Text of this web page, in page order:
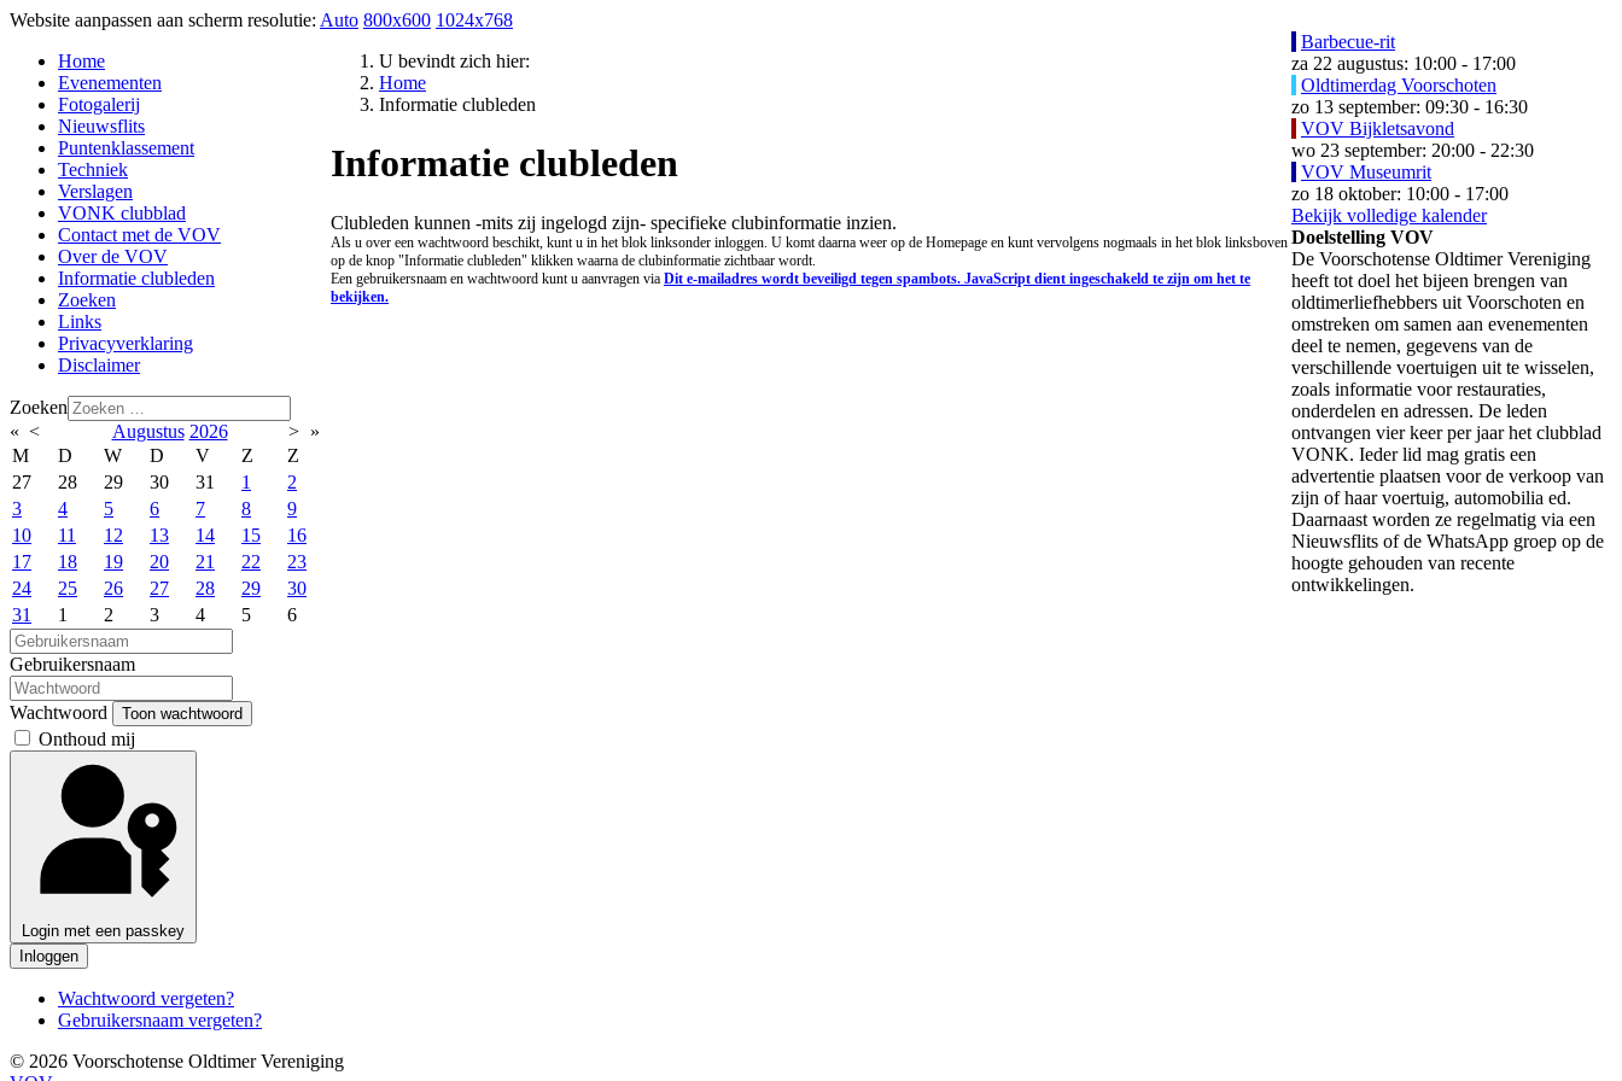
Website aanpassen aan scherm resolutie: Auto 800x600 1024x768
Home
Evenementen
Fotogalerij
Nieuwsflits
Puntenklassement
Techniek
Verslagen
VONK clubblad
Contact met de VOV
Over de VOV
Informatie clubleden
Zoeken
Links
Privacyverklaring
Disclaimer
Zoeken
« < Augustus 2026 > »
M
D W D V Z
Z
27
28 29 30 31 1
2
3
4 5 6 7 8
9
10
11 12 13 14 15
16
17
18 19 20 21 22
23
24
25 26 27 28 29
30
31
1 2 3 4 5 6
Gebruikersnaam
Wachtwoord Toon wachtwoord
Onthoud mij
Login met een passkey
Inloggen
Wachtwoord vergeten?
Gebruikersnaam vergeten?
U bevindt zich hier:
Home
Informatie clubleden
Informatie clubleden
Clubleden kunnen -mits zij ingelogd zijn- specifieke clubinformatie inzien.
Als u over een wachtwoord beschikt, kunt u in het blok linksonder inloggen. U komt daarna weer op de Homepage en kunt vervolgens nogmaals in het blok linksboven
op de knop "Informatie clubleden" klikken waarna de clubinformatie zichtbaar wordt.
Een gebruikersnaam en wachtwoord kunt u aanvragen via Dit e-mailadres wordt beveiligd tegen spambots. JavaScript dient ingeschakeld te zijn om het te
bekijken.
Barbecue-rit
za 22 augustus: 10:00 - 17:00
Oldtimerdag Voorschoten
zo 13 september: 09:30 - 16:30
VOV Bijkletsavond
wo 23 september: 20:00 - 22:30
VOV Museumrit
zo 18 oktober: 10:00 - 17:00
Bekijk volledige kalender
Doelstelling VOV
De Voorschotense Oldtimer Vereniging
heeft tot doel het bijeen brengen van
oldtimerliefhebbers uit Voorschoten en
omstreken om samen aan evenementen
deel te nemen, gegevens van de
verschillende voertuigen uit te wisselen,
zoals informatie voor restauraties,
onderdelen en adressen. De leden
ontvangen vier keer per jaar het clubblad
VONK. Ieder lid mag gratis een
advertentie plaatsen voor de verkoop van
zijn of haar voertuig, automobilia ed.
Daarnaast worden ze regelmatig via een
Nieuwsflits of de WhatsApp groep op de
hoogte gehouden van recente
ontwikkelingen.
© 2026 Voorschotense Oldtimer Vereniging